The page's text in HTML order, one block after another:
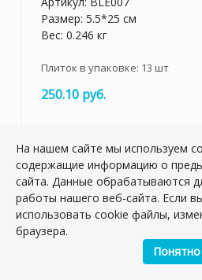
Размер: 5.5*25 см
Вес: 0.246 кг
Плиток в упаковке: 13 шт
250.10 руб.
– +
На нашем сайте мы используем
содержащие информацию о
сайта. Данные обрабатываются
работы нашего веб-сайта. Если
использовать cookie файлы,
браузера.
Понятно